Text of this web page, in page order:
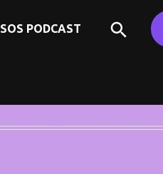
SOS PODCAST